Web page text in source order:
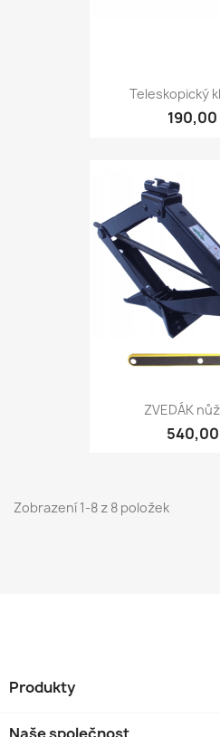
Teleskopický
190,00
ZVEDÁK
540,00
Zobrazení 1-8 z 8 položek
Produkty